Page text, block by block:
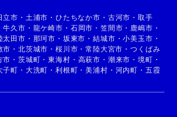
立市 ・ 土浦市 ・ひたちなか市 ・ 古河市 ・ 取手
牛久市 ・ 龍ケ崎市 ・ 石岡市 ・ 笠間市 ・ 鹿嶋市 ・
太田市 ・ 那珂市 ・ 坂東市 ・結城市 ・小美玉市 ・
市 ・北茨城市 ・桜川市 ・常陸大宮市 ・つくばみ
市 ・茨城町 ・東海村 ・ 高萩市 ・ 潮来市 ・ 境町 ・
子町 ・ 大洗町 ・利根町 ・美浦村 ・ 河内町 ・ 五霞